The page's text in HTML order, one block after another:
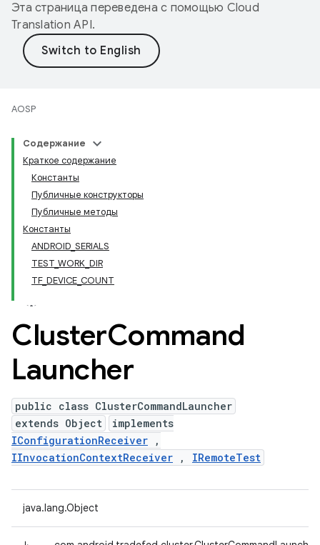
Эта страница переведена с помощью Cloud
Translation API.
AOSP
Содержание
Краткое содержание
Константы
Публичные конструкторы
Публичные методы
Константы
ANDROID_SERIALS
TEST_WORK_DIR
TF_DEVICE_COUNT
ClusterCommand
Launcher
public class ClusterCommandLauncher
extends Object
implements
IConfigurationReceiver ,
IInvocationContextReceiver , IRemoteTest
java.lang.Object